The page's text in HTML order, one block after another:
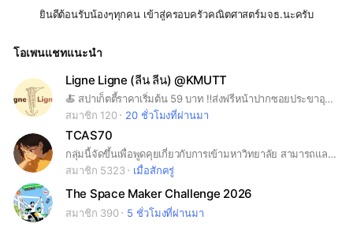
ยินดีต้อนรับน้องๆทุกคน เข้าสู่ครอบครัวคณิตศาสตร์มจธ.นะครับ
โอเพนแชทแนะนำ
Ligne Ligne (ลีน ลีน) @KMUTT
🍝 สปาเก็ตตี้ราคาเริ่มต้น 59 บาท ‼️ส่งฟรีหน้าปากซอยประขาอุทิศ 45 (ตรงข้ามมจธ.)
สมาชิก 120
20 ชั่วโมงที่ผ่านมา
TCAS70
กลุ่มนี้จัดขึ้นเพื่อพูดคุยเกี่ยวกับการเข้ามหาวิทยาลัย สามารถแลกเปลี่ยนข้อมูลและความรู้ได้เลยค่ะ #dek70 #dek71 #dek72 #เด็กซิ่ว
สมาชิก 5323
เมื่อสักครู่
The Space Maker Challenge 2026
สมาชิก 390 5 ชั่วโมงที่ผ่านมา